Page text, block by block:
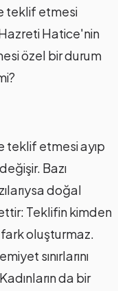
teklif etmesi
Hatice'nin
özel bir durum
teklif etmesi ayıp
Bazı
doğal
Teklifin kimden
oluşturmaz.
sınırlarını
da bir